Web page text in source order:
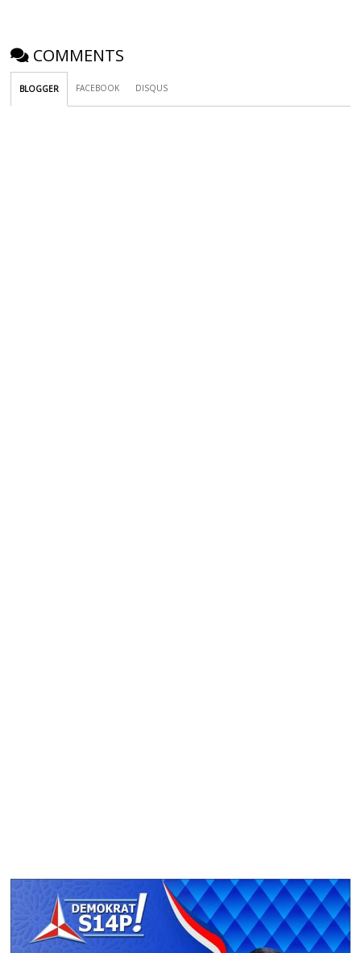
COMMENTS
BLOGGER FACEBOOK DISQUS